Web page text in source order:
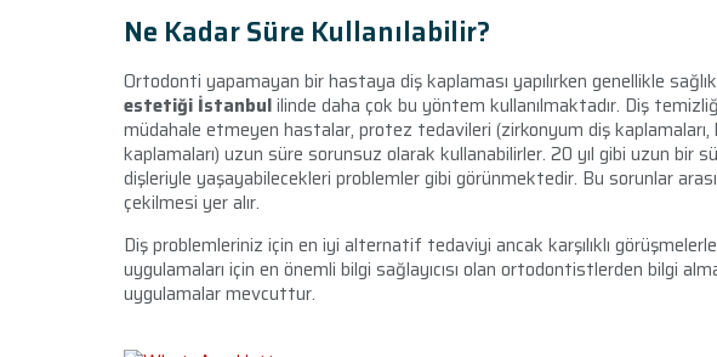
Ne Kadar Süre Kullanılabilir?
Ortodonti yapamayan bir hastaya diş kaplaması yapılırken genellikle
estetiği İstanbulilinde daha çok bu yöntem kullanılmaktadır. Diş
müdahale etmeyen hastalar, protez tedavileri (zirkonyum diş
kaplamaları) uzun süre sorunsuz olarak kullanabilirler. 20 yıl gibi uzun bir
dişleriyle yaşayabilecekleri problemler gibi görünmektedir. Bu sorunlar
çekilmesi yer alır.
Diş problemleriniz için en iyi alternatif tedaviyi ancak karşılıklı
uygulamaları için en önemli bilgi sağlayıcısı olan ortodontistlerden bilgi
uygulamalar mevcuttur.